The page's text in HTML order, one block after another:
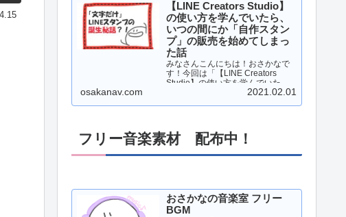
【LINE Creators Studio】
の使い方を学んでいたら、
いつの間にか「自作スタン
プ」の販売を始めてしまっ
た話
みなさんこんにちは！おさかなで
す！今回は「【LINE Creators
Studio】の使い方を学んでいた
ら、いつの間にか「自作スタン
osakanav.com 2021.02.01
フリー音楽素材 配布中！
おさかなの音楽室 フリー
BGM